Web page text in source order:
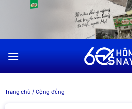
dung
Trang chủ / Cộng đồng